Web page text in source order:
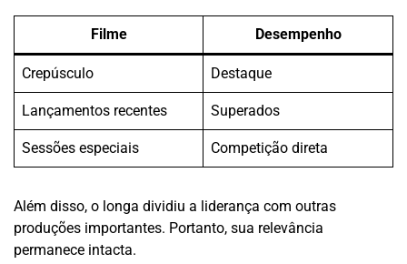
Filme Desempenho
Crepúsculo Destaque
Lançamentos recentes Superados
Sessões especiais Competição direta
Além disso, o longa dividiu a liderança com outras
produções importantes. Portanto, sua relevância
permanece intacta.